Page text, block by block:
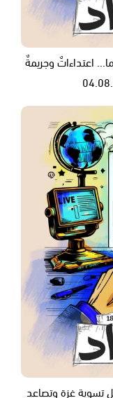
اعتداءاتٌ وجريمةٌ
تسوية غزة وتصاعد